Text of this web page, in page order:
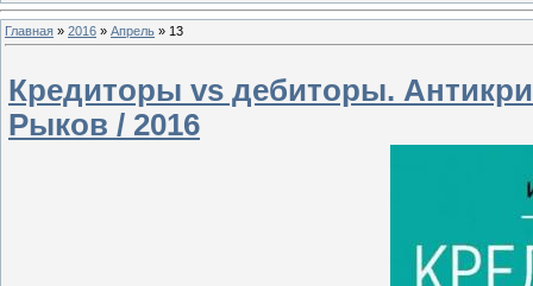
Главная » 2016 » Апрель » 13
Кредиторы vs дебиторы.
Рыков / 2016